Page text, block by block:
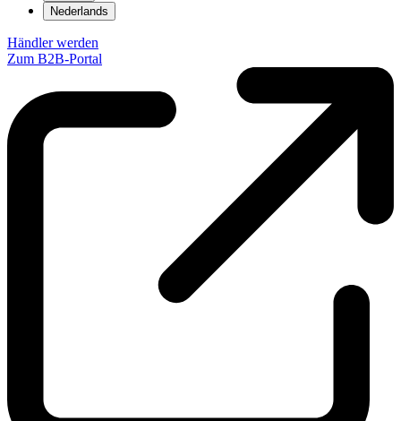
Nederlands
Händler werden
Zum B2B-Portal